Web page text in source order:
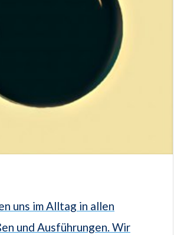
uns im Alltag in allen
und Ausführungen. Wir